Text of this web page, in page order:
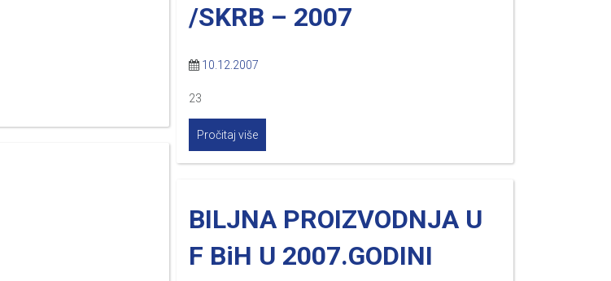
/SKRB – 2007
10.12.2007
23
Pročitaj više
BILJNA PROIZVODNJA U
F BiH U 2007.GODINI